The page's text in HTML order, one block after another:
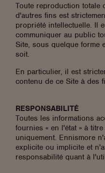
Toute reproduction totale
d'autres fins est
propriété intellectuelle. Il
communiquer au public
Site, sous quelque forme
soit.
En particulier, il est
contenu de ce Site à des
RESPONSABILITÉ
Toutes les informations
fournies « en l'état » à
uniquement. Ennismore
explicite ou implicite et
responsabilité quant à